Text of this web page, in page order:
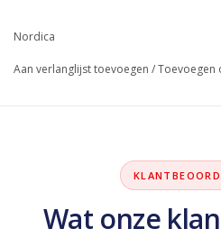
Nordica
Aan verlanglijst toevoegen /Toevoegen
Wat onze